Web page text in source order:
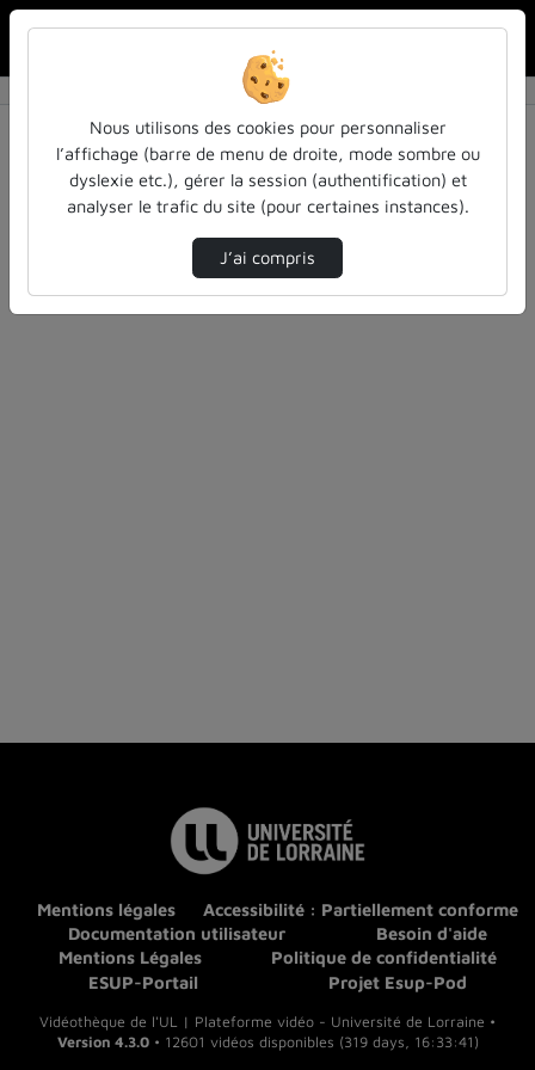
Résultats de la recherche
Filtres actifs (cliquer pour en retirer) :
colloques-et-conferences
atilf-en-video Anglais
Mentions légales
Accessibilité : Partiellement conforme
Documentation utilisateur
Besoin d'aide
Mentions Légales
Politique de confidentialité
ESUP-Portail
Projet Esup-Pod
Vidéothèque de l'UL | Plateforme vidéo - Université de Lorraine •
Version 4.3.0• 12601 vidéos disponibles (319 days, 16:33:41)
Nous utilisons des cookies pour personnaliser
l’affichage (barre de menu de droite, mode sombre ou
dyslexie etc.), gérer la session (authentification) et
analyser le trafic du site (pour certaines instances).
J’ai compris